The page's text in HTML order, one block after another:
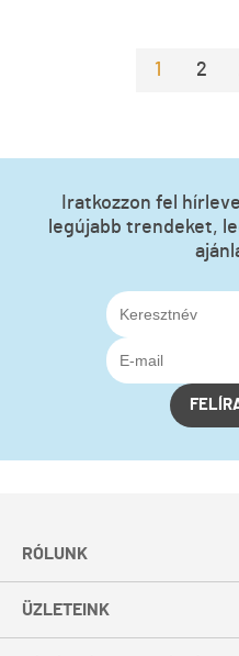
1 2
Iratkozzon fel
legújabb trendeket,
RÓLUNK
ÜZLETEINK